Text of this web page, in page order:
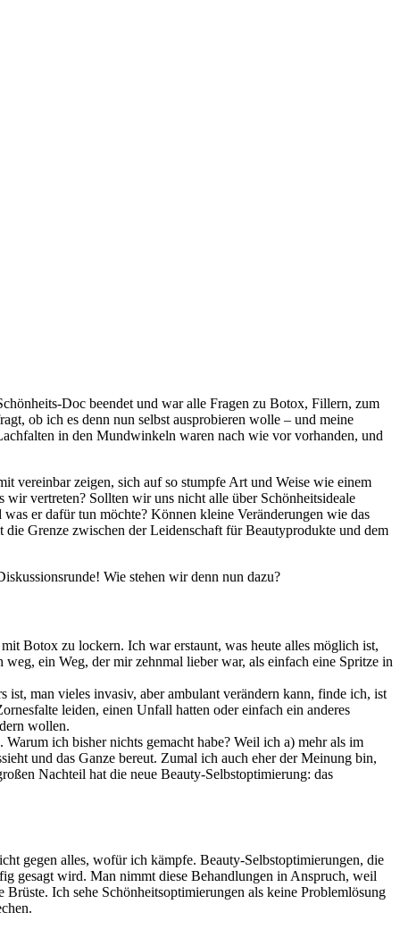
Doc beendet und war alle Fragen zu Botox, Fillern, zum
ob ich es denn nun selbst ausprobieren wolle – und meine
in den Mundwinkeln waren nach wie vor vorhanden, und
vereinbar zeigen, sich auf so stumpfe Art und Weise wie einem
vertreten? Sollten wir uns nicht alle über Schönheitsideale
er dafür tun möchte? Können kleine Veränderungen wie das
Grenze zwischen der Leidenschaft für Beautyprodukte und dem
Wie stehen wir denn nun dazu?
Botox zu lockern. Ich war erstaunt, was heute alles möglich ist,
ein Weg, der mir zehnmal lieber war, als einfach eine Spritze in
ist, man vieles invasiv, aber ambulant verändern kann, finde ich, ist
leiden, einen Unfall hatten oder einfach ein anderes
wollen.
ich bisher nichts gemacht habe? Weil ich a) mehr als im
und das Ganze bereut. Zumal ich auch eher der Meinung bin,
Nachteil hat die neue Beauty-Selbstoptimierung: das
gegen alles, wofür ich kämpfe. Beauty-Selbstoptimierungen, die
gesagt wird. Man nimmt diese Behandlungen in Anspruch, weil
Ich sehe Schönheitsoptimierungen als keine Problemlösung